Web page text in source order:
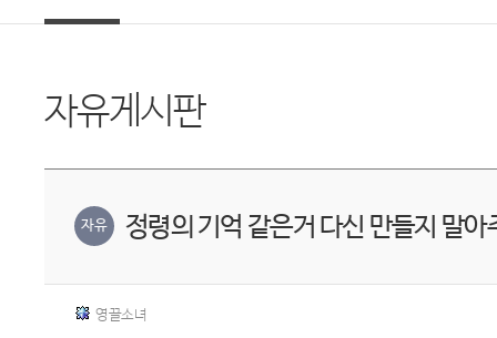
자유게시판
자유 정령의 기억 같은거 다신 만들지 말아
영끌소녀